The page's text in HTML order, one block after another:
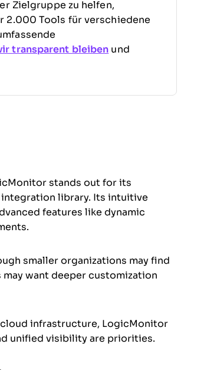
Zielgruppe zu helfen,
2.000 Tools für verschiedene
transparent bleiben und
stands out for its
library. Its intuitive
features like dynamic
smaller organizations may find
want deeper customization
infrastructure, LogicMonitor
unified visibility are priorities.